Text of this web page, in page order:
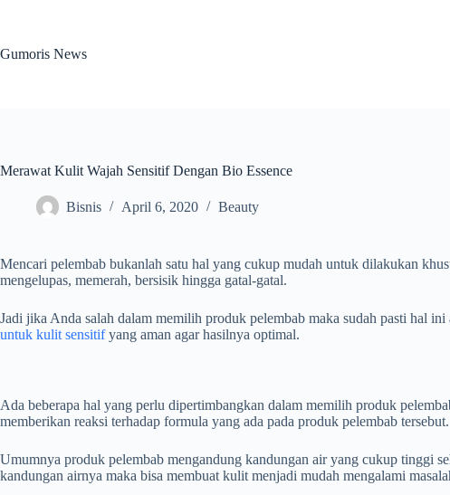
Gumoris News
Merawat Kulit Wajah Sensitif Dengan Bio Essence
Bisnis April 6, 2020 Beauty
Mencari pelembab bukanlah satu hal yang cukup mudah untuk dilakukan
mengelupas, memerah, bersisik hingga gatal-gatal.
Jadi jika Anda salah dalam memilih produk pelembab maka sudah pasti hal
untuk kulit sensitifyang aman agar hasilnya optimal.
Ada beberapa hal yang perlu dipertimbangkan dalam memilih produk
memberikan reaksi terhadap formula yang ada pada produk pelembab tersebut.
Umumnya produk pelembab mengandung kandungan air yang cukup tinggi
kandungan airnya maka bisa membuat kulit menjadi mudah mengalami